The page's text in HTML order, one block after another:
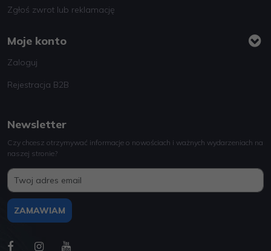
Zgłoś zwrot lub reklamację
Moje konto
Zaloguj
Rejestracja B2B
Newsletter
Czy chcesz otrzymywać informacje o nowościach i ważnych wydarzeniach na
naszej stronie?